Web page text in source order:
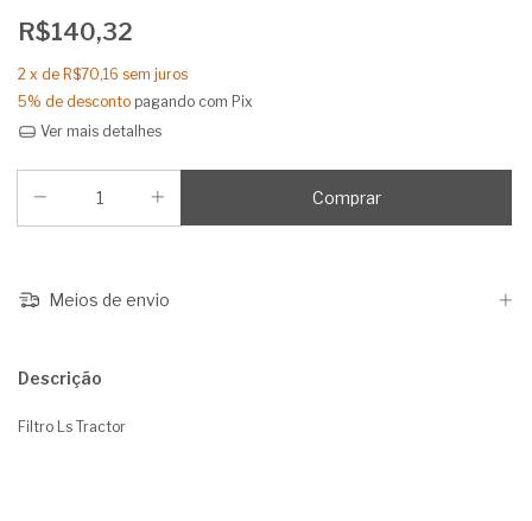
R$140,32
2 x de R$70,16 sem juros
5% de desconto pagando com Pix
Ver mais detalhes
Meios de envio
Descrição
Filtro Ls Tractor